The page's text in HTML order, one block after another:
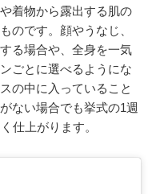
着物から露出する肌の
のです。顔やうなじ、
る場合や、全身を一気
ごとに選べるようにな
の中に入っていること
ない場合でも挙式の1週
仕上がります。